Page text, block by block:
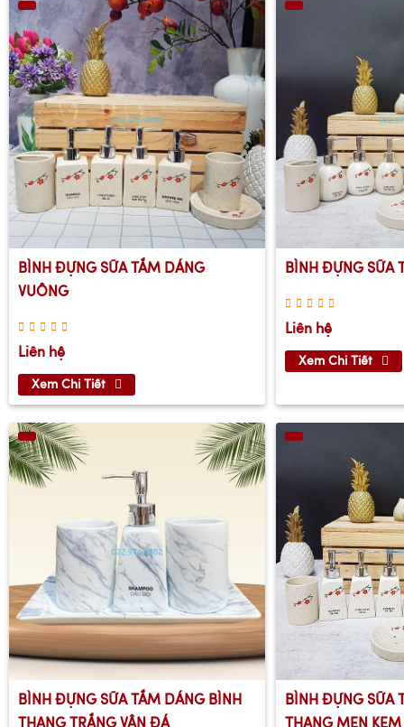
BÌNH ĐỰNG SỮA TẮM DÁNG
VUÔNG
Liên hệ
Xem Chi Tiết
BÌNH ĐỰNG SỮA
Liên hệ
Xem Chi Tiết
BÌNH ĐỰNG SỮA TẮM DÁNG BÌNH
THANG TRẮNG VÂN ĐÁ
BÌNH ĐỰNG SỮA
THANG MEN